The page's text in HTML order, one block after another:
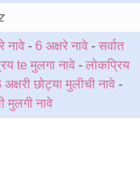
नावे - 6 अक्षरे नावे - सर्वात
te मुलगा नावे - लोकप्रिय
अक्षरी छोट्या मुलीची नावे -
मुलगी नावे